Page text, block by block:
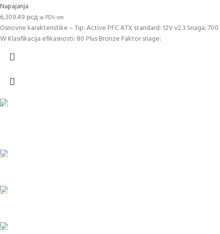
Napajanja
6,309.49 рсдsa PDV-om
Osnovne karakteristike – Tip: Active PFC ATX standard: 12V v2.3 Snaga: 700
W Klasifikacija efikasnosti: 80 Plus Bronze Faktor snage: